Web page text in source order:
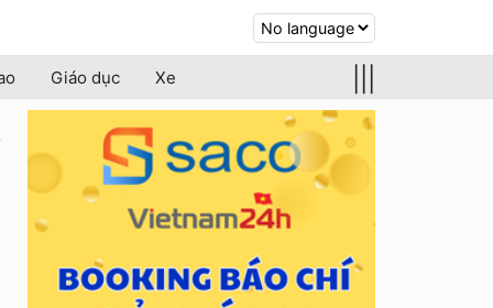
Giáo dục Xe